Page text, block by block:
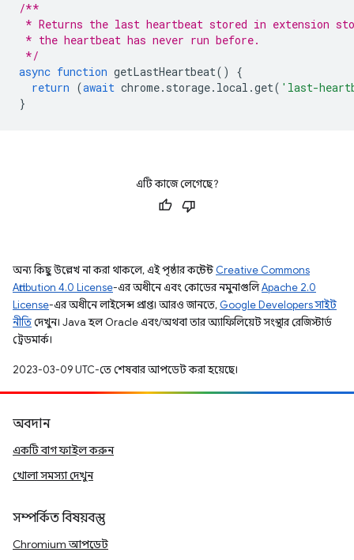
/**
* Returns the last heartbeat stored in extension
* the heartbeat has never run before.
*/
async function getLastHeartbeat()
{
return (await chrome. storage. local .get( 'last-
}
এটি কাজে লেগেছে?
অন্য কিছু উল্লেখ না করা থাকলে, এই পৃষ্ঠার কন্টেন্ট Creative Commons
Attribution 4.0 License-এর অধীনে এবং কোডের নমুনাগুলিApache 2.0
License-এর অধীনে লাইসেন্স প্রাপ্ত। আরও জানতে, Google Developers সাইট
নীতিদেখুন। Java হল Oracle এবং/অথবা তার অ্যাফিলিয়েট সংস্থার রেজিস্টার্ড
ট্রেডমার্ক।
2023-03-09 UTC-তে শেষবার আপডেট করা হয়েছে।
অবদান
একটি বাগ ফাইল করুন
খোলা সমস্যা দেখুন
সম্পর্কিত বিষয়বস্তু
Chromium আপডেট